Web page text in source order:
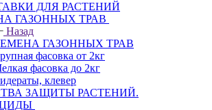
ДЛЯ РАСТЕНИЙ
ГАЗОННЫХ ТРАВ
Назад
ГАЗОННЫХ ТРАВ
фасовка от 2кг
фасовка до 2кг
клевер
ЗАЩИТЫ РАСТЕНИЙ.